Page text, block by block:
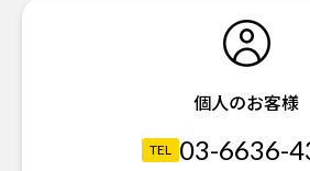
個人のお客様
TEL 03-6636-